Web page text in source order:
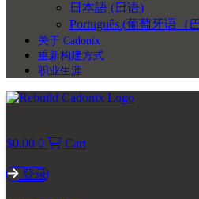
日本語 (日语)
Português (葡萄牙语（
关于 Cadonix
重新构建方式
职业生涯
$0.00 0 Cart
登录